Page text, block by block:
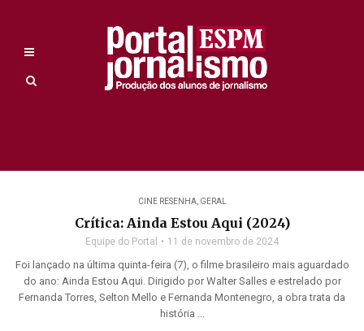
CINE RESENHA, GERAL
Crítica: Ainda Estou Aqui (2024)
Equipe do Portal 11 de novembro de 2024
Foi lançado na última quinta-feira (7), o filme brasileiro mais aguardado
do ano: Ainda Estou Aqui. Dirigido por Walter Salles e estrelado por
Fernanda Torres, Selton Mello e Fernanda Montenegro, a obra trata da
história ...